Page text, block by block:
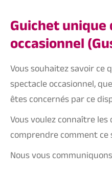
Guichet unique
occasionnel
Vous souhaitez savoir ce
spectacle occasionnel,
êtes concernés par ce
Vous voulez connaître
comprendre comment
Nous vous